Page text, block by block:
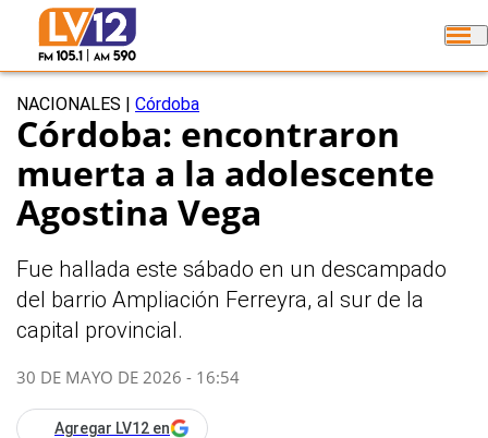
NACIONALES Córdoba
Córdoba: encontraron
muerta a la adolescente
Agostina Vega
Fue hallada este sábado en un descampado
del barrio Ampliación Ferreyra, al sur de la
capital provincial.
30 DE MAYO DE 2026 - 16:54
Agregar LV12 en